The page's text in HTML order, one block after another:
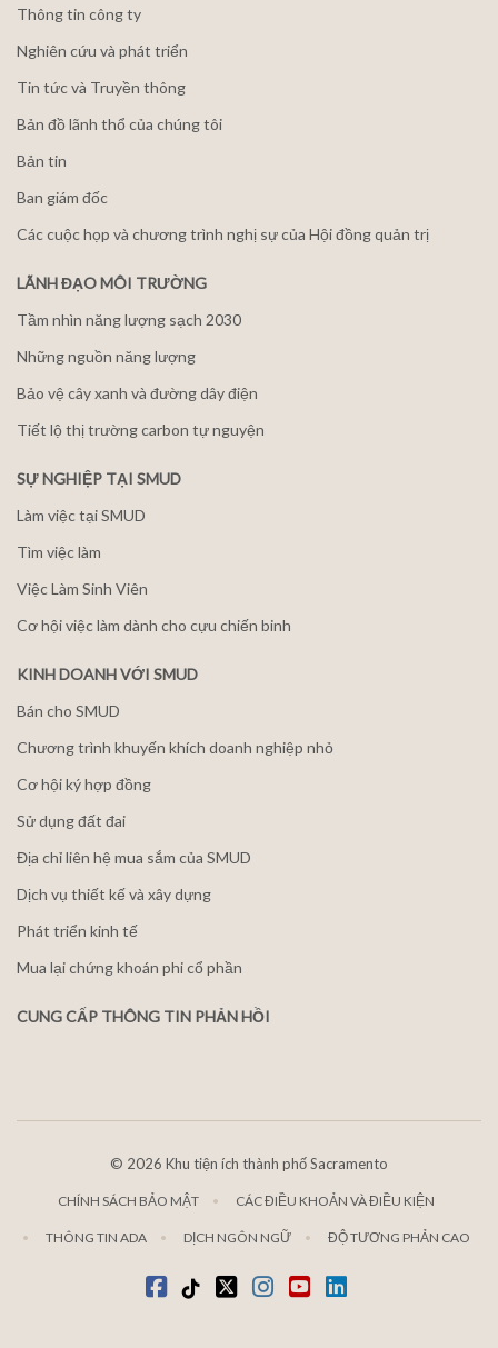
Thông tin công ty
Nghiên cứu và phát triển
Tin tức và Truyền thông
Bản đồ lãnh thổ của chúng tôi
Bản tin
Ban giám đốc
Các cuộc họp và chương trình nghị sự của Hội đồng quản trị
LÃNH ĐẠO MÔI TRƯỜNG
Tầm nhìn năng lượng sạch 2030
Những nguồn năng lượng
Bảo vệ cây xanh và đường dây điện
Tiết lộ thị trường carbon tự nguyện
SỰ NGHIỆP TẠI SMUD
Làm việc tại SMUD
Tìm việc làm
Việc Làm Sinh Viên
Cơ hội việc làm dành cho cựu chiến binh
KINH DOANH VỚI SMUD
Bán cho SMUD
Chương trình khuyến khích doanh nghiệp nhỏ
Cơ hội ký hợp đồng
Sử dụng đất đai
Địa chỉ liên hệ mua sắm của SMUD
Dịch vụ thiết kế và xây dựng
Phát triển kinh tế
Mua lại chứng khoán phi cổ phần
CUNG CẤP THÔNG TIN PHẢN HỒI
© 2026 Khu tiện ích thành phố Sacramento
CHÍNH SÁCH BẢO MẬT CÁC ĐIỀU KHOẢN VÀ ĐIỀU KIỆN
THÔNG TIN ADA DỊCH NGÔN NGỮ ĐỘ TƯƠNG PHẢN CAO
Facebook
TiktokTwitterInstagram
youtubeLinkedIn